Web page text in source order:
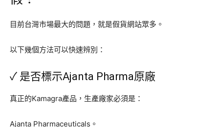
目前台灣市場最大的問題，就是假貨網站眾多。
以下幾個方法可以快速辨別：
✓ 是否標示Ajanta Pharma原廠
真正的Kamagra產品，生產廠家必須是：
Ajanta Pharmaceuticals。